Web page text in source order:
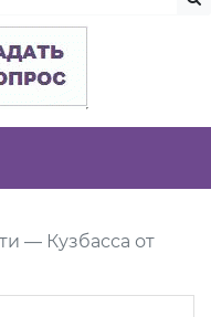
— Кузбасса от